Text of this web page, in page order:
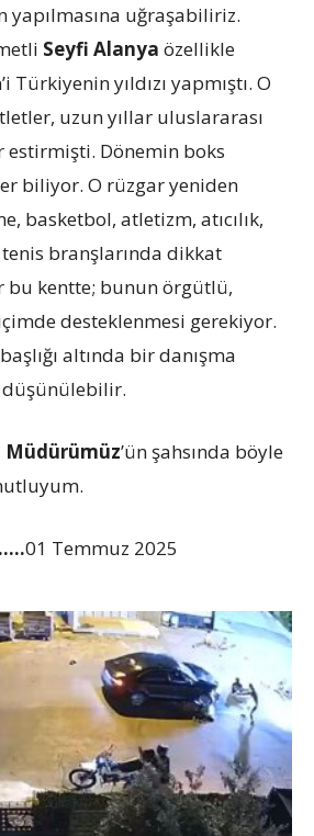
uğraşabiliriz.
Seyfi Alanya özellikle
yıldızı yapmıştı. O
uzun yıllar uluslararası
estirmişti. Dönemin boks
biliyor. O rüzgar yeniden
basketbol, atletizm, atıcılık,
branşlarında dikkat
bu kentte; bunun örgütlü,
desteklenmesi gerekiyor.
altında bir danışma
düşünülebilir.
Müdürümüz’ün şahsında böyle
01 Temmuz 2025